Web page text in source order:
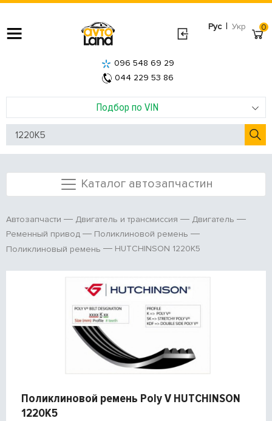
Рус | Укр
Подбор по VIN
096 548 69 29
044 229 53 86
0
Каталог автозапчастин
Автозапчасти Двигатель и трансмиссия
Двигатель
Ременный привод
Поликлиновой ремень
Поликлиновый ремень
HUTCHINSON 1220K5
Поликлиновой ремень Poly V HUTCHINSON
1220K5